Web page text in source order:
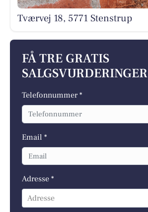
Tværvej 18, 5771 Stenstrup
FÅ TRE GRATIS
SALGSVURDERINGER
Telefonnummer *
Email *
Adresse *
Adresse